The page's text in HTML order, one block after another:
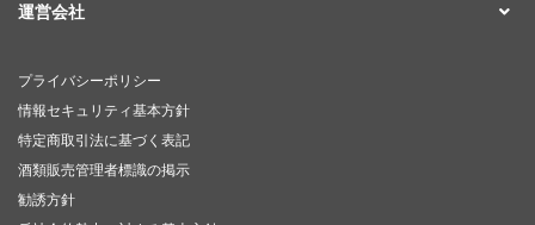
運営会社
プライバシーポリシー
情報セキュリティ基本方針
特定商取引法に基づく表記
酒類販売管理者標識の掲示
勧誘方針